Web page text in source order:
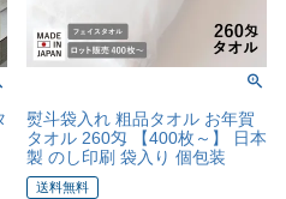
熨斗袋入れ 粗品タオル お年賀
タオル 260匁 【400枚～】 日本
製 のし印刷 袋入り 個包装
送料無料